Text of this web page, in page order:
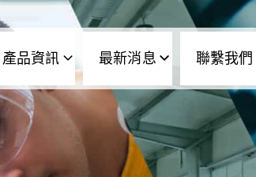
產品資訊 最新消息 聯繫我們